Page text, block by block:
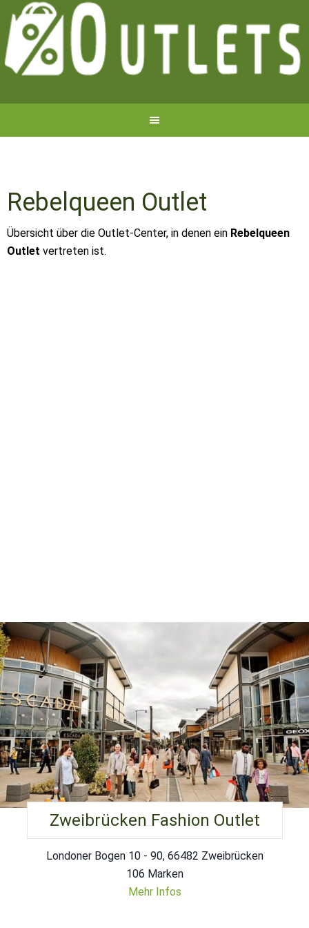
Rebelqueen Outlet
Übersicht über die Outlet-Center, in denen ein Rebelqueen
Outlet vertreten ist.
Zweibrücken Fashion Outlet
Londoner Bogen 10 - 90, 66482 Zweibrücken
106 Marken
Mehr Infos